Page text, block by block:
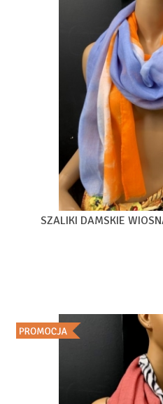
SZALIKI DAMSKIE